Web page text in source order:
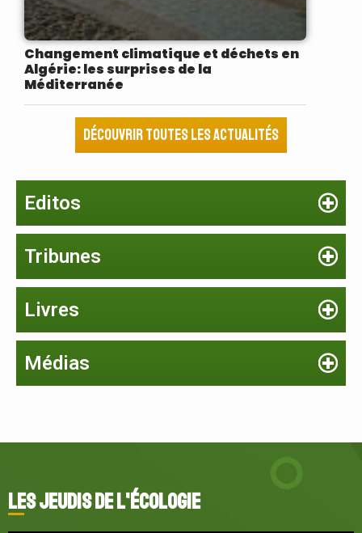
Changement climatique et déchets en
Algérie: les surprises de la
Méditerranée
Découvrir toutes les actualités
Editos
Tribunes
Livres
Médias
Les jeudis de l'écologie